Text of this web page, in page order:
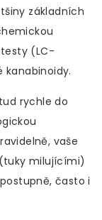
základních
(LC-
kanabinoidy.
rychle do
vaše
milujícími)
často i